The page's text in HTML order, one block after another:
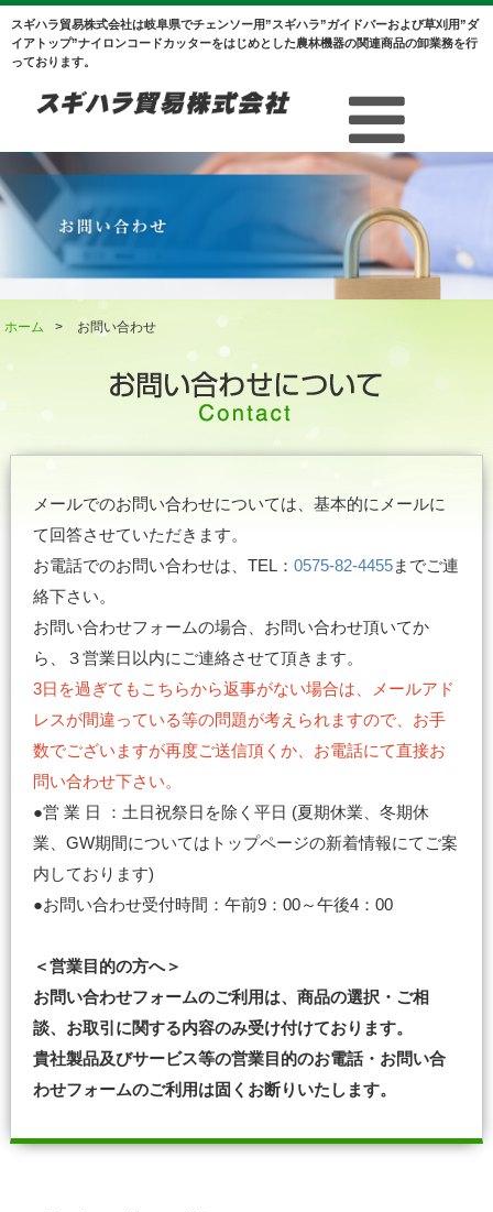
スギハラ貿易株式会社は岐阜県でチェンソー用”スギハラ”ガイドバーおよび草刈用”ダ
イアトップ”ナイロンコードカッターをはじめとした農林機器の関連商品の卸業務を行
っております。
ホーム > お問い合わせ
メールでのお問い合わせについては、基本的にメールに
て回答させていただきます。
お電話でのお問い合わせは、TEL： 0575-82-4455までご連
絡下さい。
お問い合わせフォームの場合、お問い合わせ頂いてか
ら、３営業日以内にご連絡させて頂きます。
3日を過ぎてもこちらから返事がない場合は、メールアド
レスが間違っている等の問題が考えられますので、お手
数でございますが再度ご送信頂くか、お電話にて直接お
問い合わせ下さい。
●営 業 日 ：土日祝祭日を除く平日 (夏期休業、冬期休
業、GW期間についてはトップページの新着情報にてご案
内しております)
●お問い合わせ受付時間：午前9：00～午後4：00
＜営業目的の方へ＞
お問い合わせフォームのご利用は、商品の選択・ご相
談、お取引に関する内容のみ受け付けております。
貴社製品及びサービス等の営業目的のお電話・お問い合
わせフォームのご利用は固くお断りいたします。